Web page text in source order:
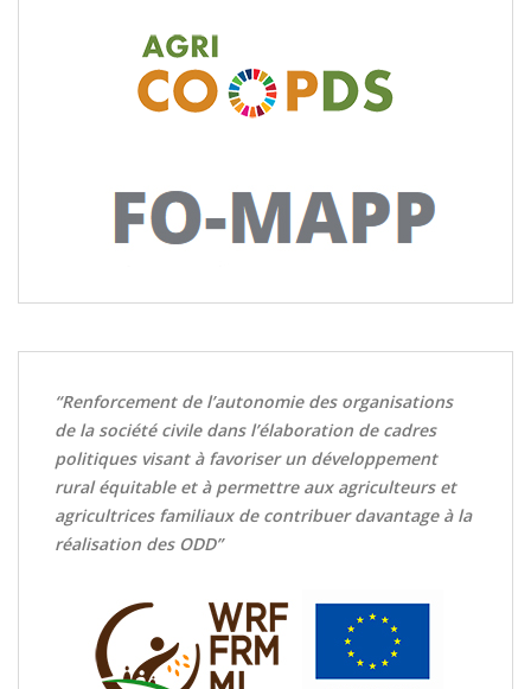
“Renforcement de l’autonomie des organisations
de la société civile dans l’élaboration de cadres
politiques visant à favoriser un développement
rural équitable et à permettre aux agriculteurs et
agricultrices familiaux de contribuer davantage à la
réalisation des ODD”